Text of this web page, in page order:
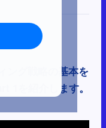
ング戦略の基本を
1を紹介します。